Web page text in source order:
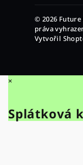
© 2026 Future
práva
Vytvořil
×
Splátková